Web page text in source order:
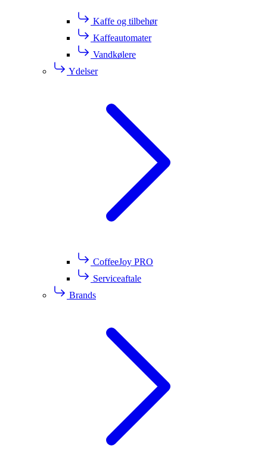
Kaffe og tilbehør
Kaffeautomater
Vandkølere
Ydelser
CoffeeJoy PRO
Serviceaftale
Brands